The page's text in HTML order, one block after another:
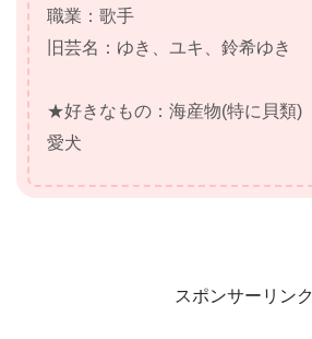
職業：歌手
旧芸名：ゆき、ユキ、鈴希ゆき
★好きなもの：海産物(特に貝類)
愛犬
スポンサーリンク